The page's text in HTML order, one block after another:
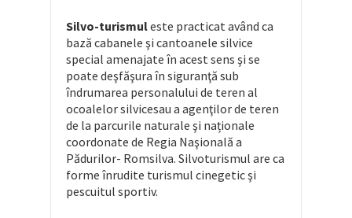
Silvo-turismuleste practicat având ca
bază cabanele şi cantoanele silvice
special amenajate în acest sens şi se
poate deşfăşura în siguranţă sub
îndrumarea personalului de teren al
ocoalelor silvicesau a agenţilor de teren
de la parcurile naturale şi naționale
coordonate de Regia Naşională a
Pădurilor- Romsilva. Silvoturismul are ca
forme înrudite turismul cinegetic şi
pescuitul sportiv.